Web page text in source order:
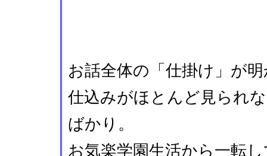
お話全体の「仕掛け」が
仕込みがほとんど見られ
ばかり。
お気楽学園生活から一転